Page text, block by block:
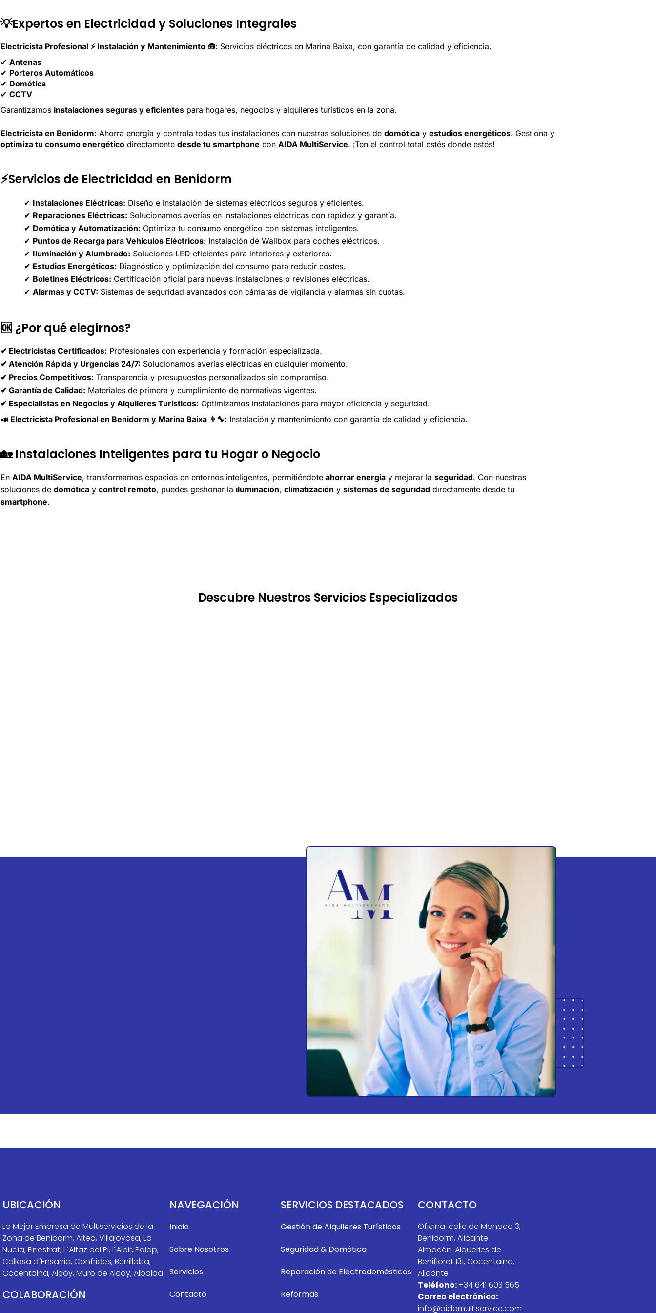
💡Expertos en Electricidad y Soluciones Integrales
Electricista Profesional ⚡ Instalación y Mantenimiento 🧰: Servicios eléctricos en Marina Baixa, con garantía de calidad y eficiencia.
✔ Antenas
✔ Porteros Automáticos
✔ Domótica
✔ CCTV
Garantizamos instalaciones seguras y eficientes para hogares, negocios y alquileres turísticos en la zona.
Electricista en Benidorm: Ahorra energía y controla todas tus instalaciones con nuestras soluciones de domótica y estudios energéticos. Gestiona y
optimiza tu consumo energético directamente desde tu smartphone con AIDA MultiService. ¡Ten el control total estés donde estés!
⚡Servicios de Electricidad en Benidorm
✔ Instalaciones Eléctricas: Diseño e instalación de sistemas eléctricos seguros y eficientes.
✔ Reparaciones Eléctricas: Solucionamos averías en instalaciones eléctricas con rapidez y garantía.
✔ Domótica y Automatización: Optimiza tu consumo energético con sistemas inteligentes.
✔ Puntos de Recarga para Vehículos Eléctricos: Instalación de Wallbox para coches eléctricos.
✔ Iluminación y Alumbrado: Soluciones LED eficientes para interiores y exteriores.
✔ Estudios Energéticos: Diagnóstico y optimización del consumo para reducir costes.
✔ Boletines Eléctricos: Certificación oficial para nuevas instalaciones o revisiones eléctricas.
✔ Alarmas y CCTV: Sistemas de seguridad avanzados con cámaras de vigilancia y alarmas sin cuotas.
🆗 ¿Por qué elegirnos?
✔ Electricistas Certificados: Profesionales con experiencia y formación especializada.
✔ Atención Rápida y Urgencias 24/7: Solucionamos averías eléctricas en cualquier momento.
✔ Precios Competitivos: Transparencia y presupuestos personalizados sin compromiso.
✔ Garantía de Calidad: Materiales de primera y cumplimiento de normativas vigentes.
✔ Especialistas en Negocios y Alquileres Turísticos: Optimizamos instalaciones para mayor eficiencia y seguridad.
📣 Electricista Profesional en Benidorm y Marina Baixa 👨‍🔧: Instalación y mantenimiento con garantía de calidad y eficiencia.
🏡 Instalaciones Inteligentes para tu Hogar o Negocio
En AIDA MultiService, transformamos espacios en entornos inteligentes, permitiéndote ahorrar energía y mejorar la seguridad. Con nuestras
soluciones de domótica y control remoto, puedes gestionar la iluminación, climatización y sistemas de seguridad directamente desde tu
smartphone.
Descubre Nuestros Servicios Especializados
UBICACIÓN
La Mejor Empresa de Multiservicios de la
Zona de Benidorm, Altea, Villajoyosa, La
Nucía, Finestrat, L´Alfaz del Pi, l´Albir, Polop,
Callosa d´Ensarria, Confrides, Benilloba,
Cocentaina, Alcoy, Muro de Alcoy, Albaida
COLABORACIÓN
NAVEGACIÓN
Inicio
Sobre Nosotros
Servicios
Contacto
SERVICIOS DESTACADOS
Gestión de Alquileres Turísticos
Seguridad & Domótica
Reparación de Electrodomésticos
Reformas
CONTACTO
Oficina: calle de Monaco 3,
Benidorm, Alicante
Almacén: Alqueries de
Benifloret 131, Cocentaina,
Alicante
Teléfono:+34 641 603 565
Correo electrónico:
info@aidamultiservice.com